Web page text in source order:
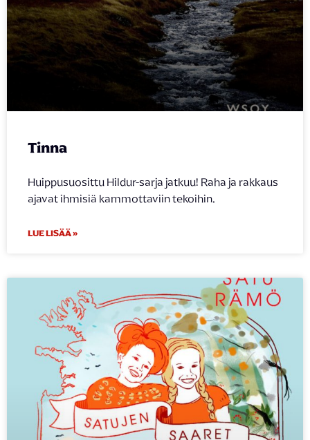
Tinna
Huippusuosittu Hildur-sarja jatkuu! Raha ja rakkaus
ajavat ihmisiä kammottaviin tekoihin.
LUE LISÄÄ »